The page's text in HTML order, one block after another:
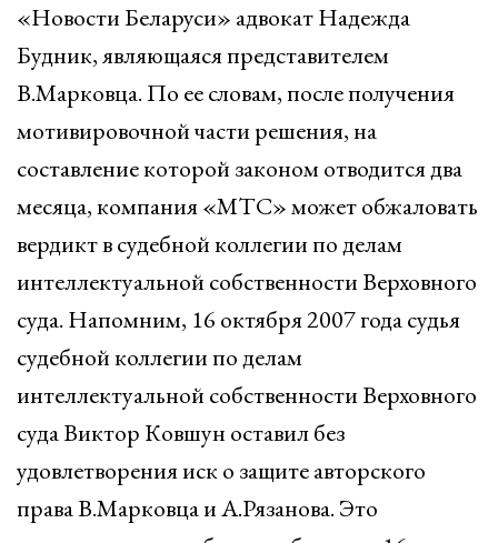
«Новости Беларуси» адвокат Надежда
Будник, являющаяся представителем
В.Марковца. По ее словам, после получения
мотивировочной части решения, на
составление которой законом отводится два
месяца, компания «МТС» может обжаловать
вердикт в судебной коллегии по делам
интеллектуальной собственности Верховного
суда. Напомним, 16 октября 2007 года судья
судебной коллегии по делам
интеллектуальной собственности Верховного
суда Виктор Ковшун оставил без
удовлетворения иск о защите авторского
права В.Марковца и А.Рязанова. Это